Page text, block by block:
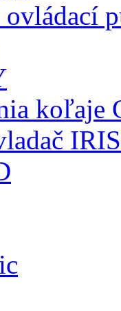
koľaje
IRIS